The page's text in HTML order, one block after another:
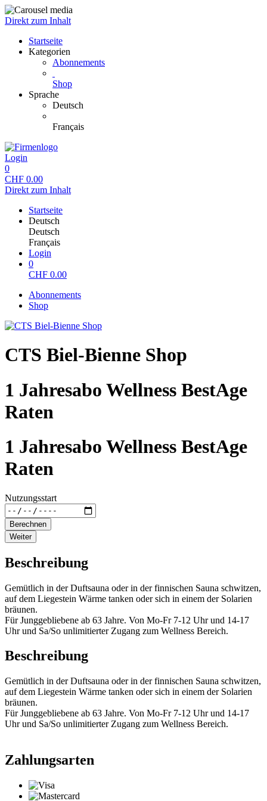
Direkt zum Inhalt
Startseite
Kategorien
Abonnements
Shop
Sprache
Deutsch
Français
Login
0
CHF 0.00
Direkt zum Inhalt
Startseite
Deutsch
Deutsch
Français
Login
0
CHF 0.00
Abonnements
Shop
CTS Biel-Bienne Shop
1 Jahresabo Wellness BestAge
Raten
1 Jahresabo Wellness BestAge
Raten
Nutzungsstart
Berechnen
Weiter
Beschreibung
Gemütlich in der Duftsauna oder in der finnischen Sauna schwitzen,
auf dem Liegestein Wärme tanken oder sich in einem der Solarien
bräunen.
Für Junggebliebene ab 63 Jahre. Von Mo-Fr 7-12 Uhr und 14-17
Uhr und Sa/So unlimitierter Zugang zum Wellness Bereich.
Beschreibung
Gemütlich in der Duftsauna oder in der finnischen Sauna schwitzen,
auf dem Liegestein Wärme tanken oder sich in einem der Solarien
bräunen.
Für Junggebliebene ab 63 Jahre. Von Mo-Fr 7-12 Uhr und 14-17
Uhr und Sa/So unlimitierter Zugang zum Wellness Bereich.
Zahlungsarten